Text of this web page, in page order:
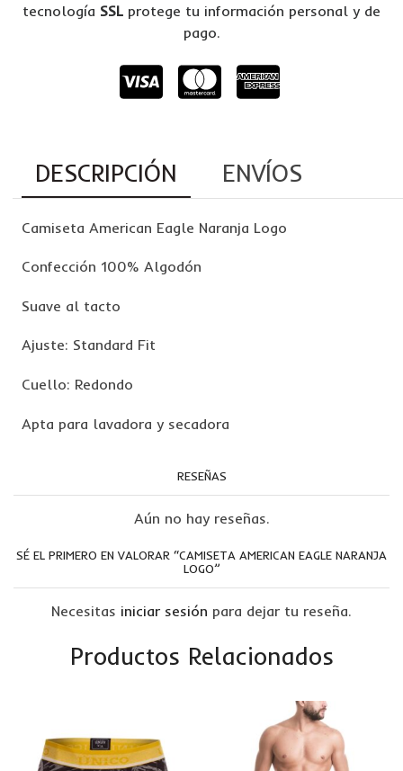
tecnología SSL protege tu información personal y de
pago.
DESCRIPCIÓN ENVÍOS
Camiseta American Eagle Naranja Logo
Confección 100% Algodón
Suave al tacto
Ajuste: Standard Fit
Cuello: Redondo
Apta para lavadora y secadora
RESEÑAS
Aún no hay reseñas.
SÉ EL PRIMERO EN VALORAR “CAMISETA AMERICAN EAGLE NARANJA
LOGO”
Necesitas iniciar sesión para dejar tu reseña.
Productos Relacionados